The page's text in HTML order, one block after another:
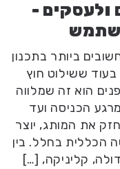
ולעסקים -
ביותר בתכנון
בעוד ששילוט חוץ
הוא זה שמלווה
הכניסה ועד
את המותג, יוצר
הכללית בחלל. בין
קליניקה, […]